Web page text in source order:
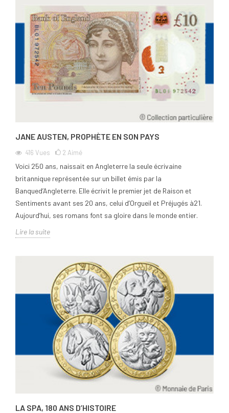
JANE AUSTEN, PROPHÈTE EN SON PAYS
416 Vues 2Aimé
Voici 250 ans, naissait en Angleterre la seule écrivaine
britannique représentée sur un billet émis par la
Banqued’Angleterre. Elle écrivit le premier jet de Raison et
Sentiments avant ses 20 ans, celui d’Orgueil et Préjugés à21.
Aujourd’hui, ses romans font sa gloire dans le monde entier.
Lire la suite
LA SPA, 180 ANS D’HISTOIRE